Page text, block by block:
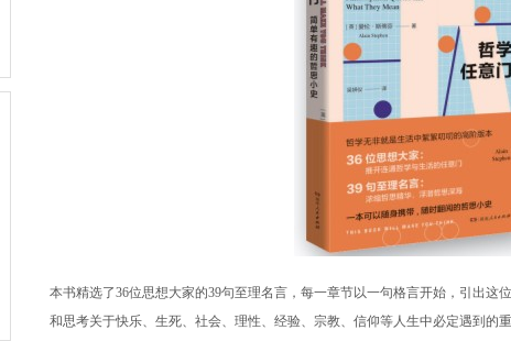
本书精选了36位思想大家的39句至理名言，每一章节以一句格言开始，引出这
和思考关于快乐、生死、社会、理性、经验、宗教、信仰等人生中必定遇到的